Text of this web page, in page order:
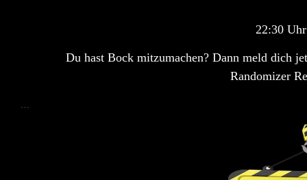
22:30
Du hast Bock mitzumachen? Dann meld dich
Randomizer
…